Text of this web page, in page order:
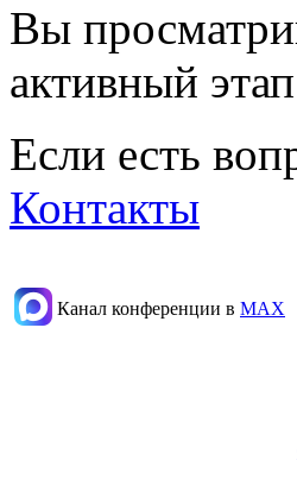
Вы
активный
Если есть
Контакты
Канал конференции в МАХ